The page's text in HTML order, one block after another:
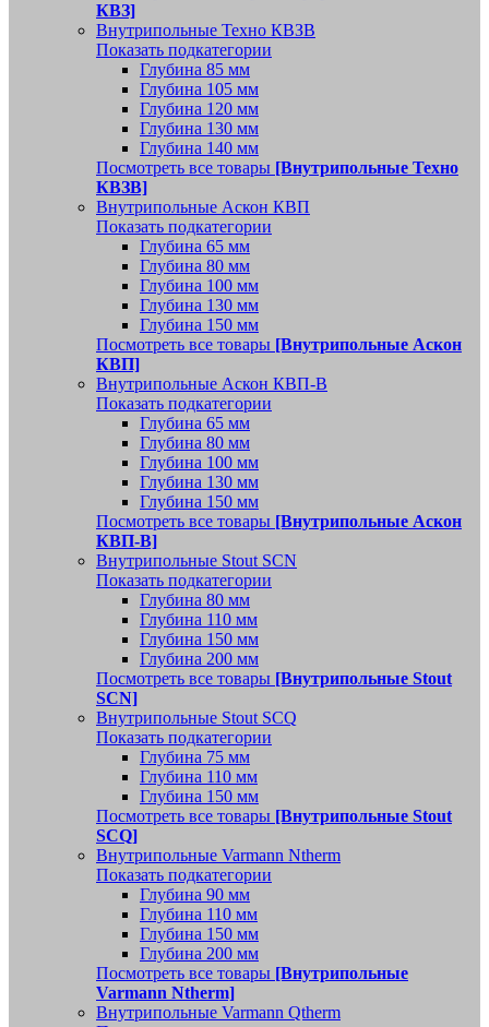
КВЗ]
Внутрипольные Техно КВЗВ
Показать подкатегории
Глубина 85 мм
Глубина 105 мм
Глубина 120 мм
Глубина 130 мм
Глубина 140 мм
Посмотреть все товары [Внутрипольные Техно
КВЗВ]
Внутрипольные Аскон КВП
Показать подкатегории
Глубина 65 мм
Глубина 80 мм
Глубина 100 мм
Глубина 130 мм
Глубина 150 мм
Посмотреть все товары [Внутрипольные Аскон
КВП]
Внутрипольные Аскон КВП-В
Показать подкатегории
Глубина 65 мм
Глубина 80 мм
Глубина 100 мм
Глубина 130 мм
Глубина 150 мм
Посмотреть все товары [Внутрипольные Аскон
КВП-В]
Внутрипольные Stout SCN
Показать подкатегории
Глубина 80 мм
Глубина 110 мм
Глубина 150 мм
Глубина 200 мм
Посмотреть все товары [Внутрипольные Stout
SCN]
Внутрипольные Stout SCQ
Показать подкатегории
Глубина 75 мм
Глубина 110 мм
Глубина 150 мм
Посмотреть все товары [Внутрипольные Stout
SCQ]
Внутрипольные Varmann Ntherm
Показать подкатегории
Глубина 90 мм
Глубина 110 мм
Глубина 150 мм
Глубина 200 мм
Посмотреть все товары [Внутрипольные
Varmann Ntherm]
Внутрипольные Varmann Qtherm